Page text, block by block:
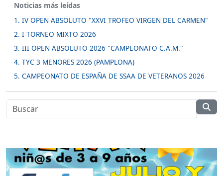
Noticias más leídas
1. IV OPEN ABSOLUTO "XXVI TROFEO VIRGEN DEL CARMEN"
2. I TORNEO MIXTO 2026
3. III OPEN ABSOLUTO 2026 "CAMPEONATO C.A.M."
4. TYC 3 MENORES 2026 (PAMPLONA)
5. CAMPEONATO DE ESPAÑA DE SSAA DE VETERANOS 2026